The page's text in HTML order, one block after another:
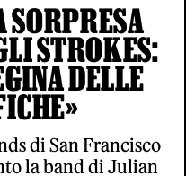
SORPRESA
STROKES:
DELLE
di San Francisco
la band di Julian